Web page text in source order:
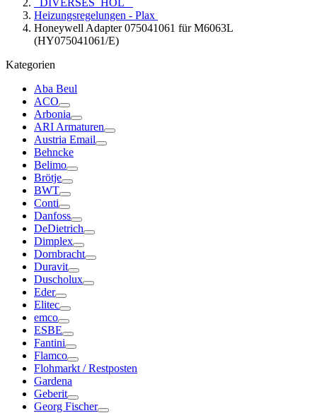
_DIVERSES_HOL_
Heizungsregelungen - Plax
Honeywell Adapter 075041061 für M6063L
(HY075041061/E)
Kategorien
Aba Beul
ACO
Arbonia
ARI Armaturen
Austria Email
Behncke
Belimo
Brötje
BWT
Conti
Danfoss
DeDietrich
Dimplex
Dornbracht
Duravit
Duscholux
Eder
Elitec
emco
ESBE
Fantini
Flamco
Flohmarkt / Restposten
Gardena
Geberit
Georg Fischer